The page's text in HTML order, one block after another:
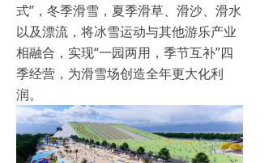
式”，冬季滑雪，夏季滑草、滑沙、滑水
以及漂流，将冰雪运动与其他游乐产业
相融合，实现“一园两用，季节互补”四
季经营，为滑雪场创造全年更大化利
润。